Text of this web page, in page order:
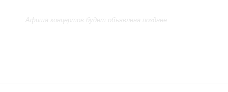
Афиша концертов будет объявлена позднее